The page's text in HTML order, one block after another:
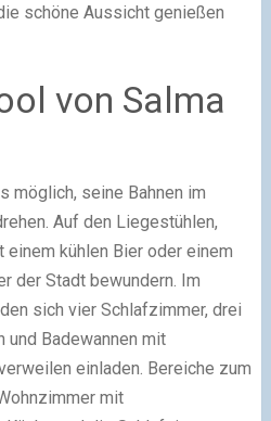
schöne Aussicht genießen
von Salma
möglich, seine Bahnen im
Auf den Liegestühlen,
einem kühlen Bier oder einem
der Stadt bewundern. Im
sich vier Schlafzimmer, drei
und Badewannen mit
einladen. Bereiche zum
mit